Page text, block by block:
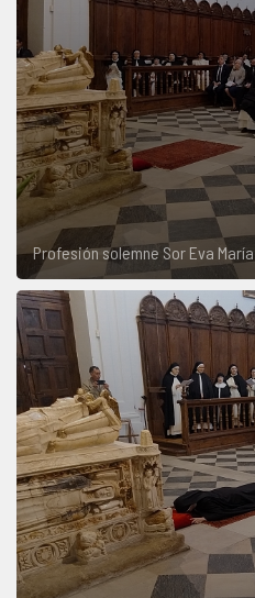
Profesión solemne Sor Eva